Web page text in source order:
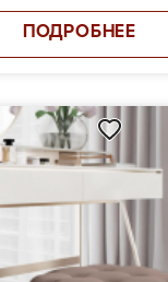
ПОДРОБНЕЕ